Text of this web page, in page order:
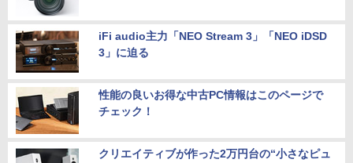
iFi audio主力「NEO Stream 3」「NEO iDSD
3」に迫る
性能の良いお得な中古PC情報はこのページで
チェック！
クリエイティブが作った2万円台の“小さなピュ